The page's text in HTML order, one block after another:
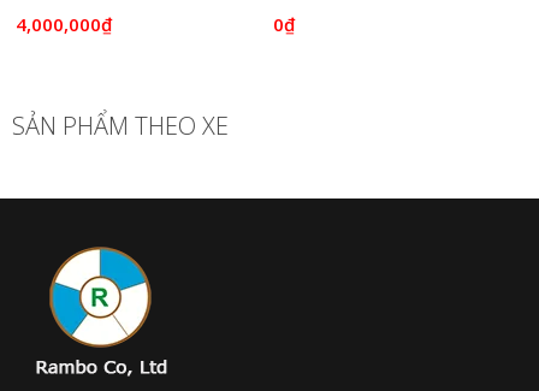
4,000,000₫ 0₫
SẢN PHẨM THEO XE